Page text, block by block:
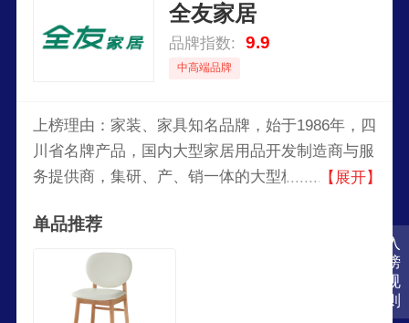
入
榜
规
则
全友家居
品牌指数: 9.9
中高端品牌
上榜理由：家装、家具知名品牌，始于1986年，四
川省名牌产品，国内大型家居用品开发制造商与服
务提供商，集研、产、销一体的大型板式家具生产
床、墙面家居、橱柜、卫浴、窗帘和板式套房家
具，满足家庭、商用等多种场景的家居需求，赢
得“全友家居,一站配齐”的美誉。
【展开】
单品推荐